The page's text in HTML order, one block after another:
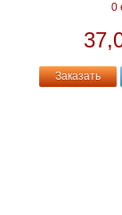
0
Заказать